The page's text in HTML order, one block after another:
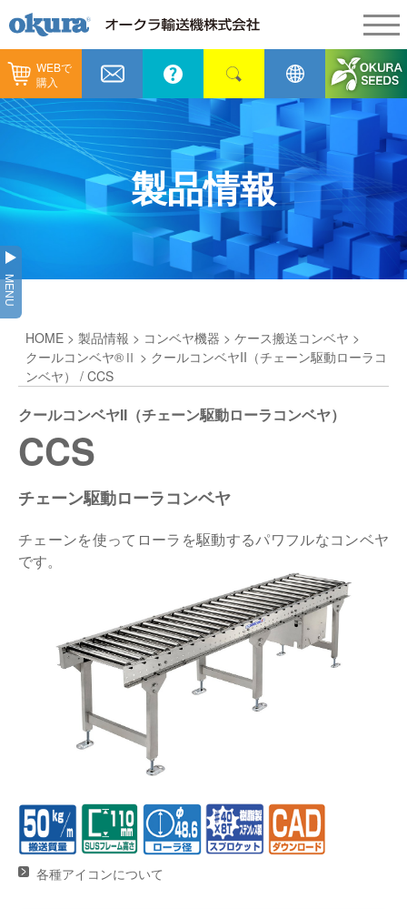
WEBで
購入
製品情報
製品情報
コンベヤ機器
コンベヤ機器を探す
ヒント集
GTPシステム
仕分けシステム
保管システム
パレタイズ・デパレタイズシステム
バンニング・デバンニングシステム
バーチカル装置（垂直搬送機）
納入事例
納入事例
全業種
飲料
食品
メンテナンス
カタログ／CAD
代表あいさつ
会社概要
事業所一覧
オークラグループ
オークラの取組み
採用情報
ショールーム
オークラミュージアム
新着情報
生産終了品
物流用語集
プライバシーポリシー
サイトポリシー
製品情報
MENU
HOME > 製品情報 > コンベヤ機器 > ケース搬送コンベヤ >
クールコンベヤ®Ⅱ > クールコンベヤII（チェーン駆動ローラコ
ンベヤ） / CCS
クールコンベヤII（チェーン駆動ローラコンベヤ）
CCS
チェーン駆動ローラコンベヤ
チェーンを使ってローラを駆動するパワフルなコンベヤ
です。
各種アイコンについて